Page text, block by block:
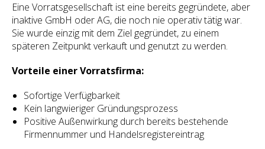
Eine Vorratsgesellschaft ist eine bereits gegründete, aber
inaktive GmbH oder AG, die noch nie operativ tätig war.
Sie wurde einzig mit dem Ziel gegründet, zu einem
späteren Zeitpunkt verkauft und genutzt zu werden.
Vorteile einer Vorratsfirma:
Sofortige Verfügbarkeit
Kein langwieriger Gründungsprozess
Positive Außenwirkung durch bereits bestehende
Firmennummer und Handelsregistereintrag